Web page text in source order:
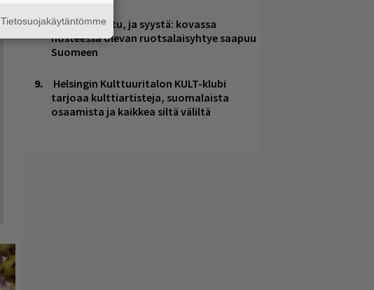
Kent mainittu, ja syystä: kovassa
nosteessa olevan ruotsalaisyhtye saapuu
Suomeen
Helsingin Kulttuuritalon KULT-klubi
tarjoaa kulttiartisteja, suomalaista
osaamista ja kaikkea siltä väliltä
Tietosuojakäytäntömme